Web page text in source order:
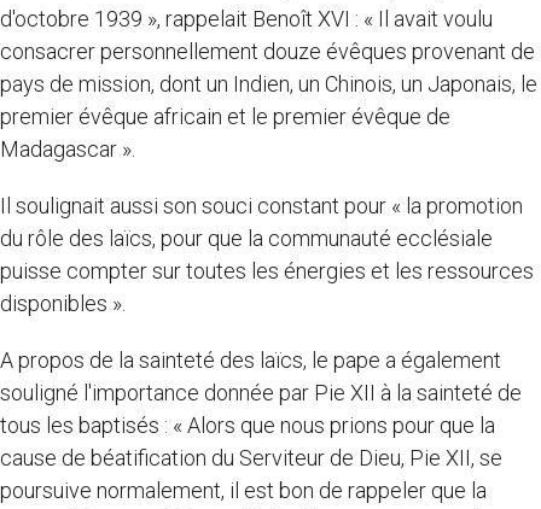
d'octobre 1939 », rappelait Benoît XVI : « Il avait voulu
consacrer personnellement douze évêques provenant de
pays de mission, dont un Indien, un Chinois, un Japonais, le
premier évêque africain et le premier évêque de
Madagascar ».
Il soulignait aussi son souci constant pour « la promotion
du rôle des laïcs, pour que la communauté ecclésiale
puisse compter sur toutes les énergies et les ressources
disponibles ».
A propos de la sainteté des laïcs, le pape a également
souligné l'importance donnée par Pie XII à la sainteté de
tous les baptisés : « Alors que nous prions pour que la
cause de béatification du Serviteur de Dieu, Pie XII, se
poursuive normalement, il est bon de rappeler que la